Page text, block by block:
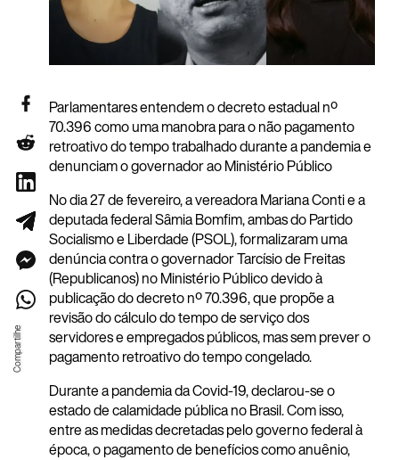
Parlamentares entendem o decreto estadual nº
70.396 como uma manobra para o não pagamento
retroativo do tempo trabalhado durante a pandemia e
denunciam o governador ao Ministério Público
No dia 27 de fevereiro, a vereadora Mariana Conti e a
deputada federal Sâmia Bomfim, ambas do Partido
Socialismo e Liberdade (PSOL), formalizaram uma
denúncia contra o governador Tarcísio de Freitas
(Republicanos) no Ministério Público devido à
publicação do decreto nº 70.396, que propõe a
revisão do cálculo do tempo de serviço dos
servidores e empregados públicos, mas sem prever o
pagamento retroativo do tempo congelado.
Durante a pandemia da Covid-19, declarou-se o
estado de calamidade pública no Brasil. Com isso,
entre as medidas decretadas pelo governo federal à
época, o pagamento de benefícios como anuênio,